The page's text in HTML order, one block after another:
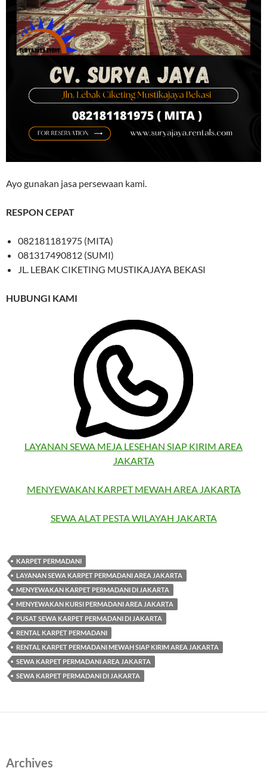
Ayo gunakan jasa persewaan kami.
RESPON CEPAT
082181181975 (MITA)
081317490812 (SUMI)
JL. LEBAK CIKETING MUSTIKAJAYA BEKASI
HUBUNGI KAMI
LAYANAN SEWA MEJA LESEHAN SIAP KIRIM AREA
JAKARTA
MENYEWAKAN KARPET MEWAH AREA JAKARTA
SEWA ALAT PESTA WILAYAH JAKARTA
KARPET PERMADANI
LAYANAN SEWA KARPET PERMADANI AREA JAKARTA
MENYEWAKAN KARPET PERMADANI DI JAKARTA
MENYEWAKAN KURSI PERMADANI AREA JAKARTA
PUSAT SEWA KARPET PERMADANI DI JAKARTA
RENTAL KARPET PERMADANI
RENTAL KARPET PERMADANI MEWAH SIAP KIRIM AREA JAKARTA
SEWA KARPET PERMADANI AREA JAKARTA
SEWA KARPET PERMADANI DI JAKARTA
Archives